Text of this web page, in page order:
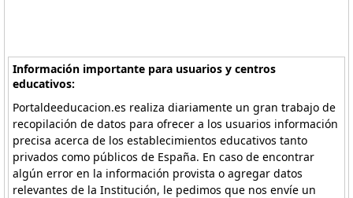
Información importante para usuarios y centros
educativos:
Portaldeeducacion.es realiza diariamente un gran trabajo de
recopilación de datos para ofrecer a los usuarios información
precisa acerca de los establecimientos educativos tanto
privados como públicos de España. En caso de encontrar
algún error en la información provista o agregar datos
relevantes de la Institución, le pedimos que nos envíe un